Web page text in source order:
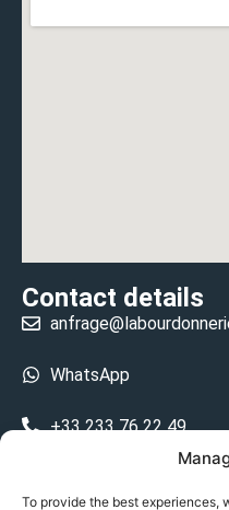
To provide the best experiences,
Contact details
WhatsApp
+33 233 76 22 49